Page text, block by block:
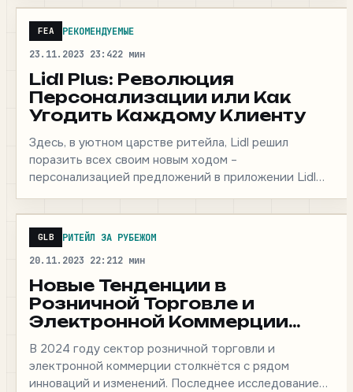
FEA
РЕКОМЕНДУЕМЫЕ
23.11.2023 23:422 мин
Lidl Plus: Революция
Персонализации или Как
Угодить Каждому Клиенту
Здесь, в уютном царстве ритейла, Lidl решил
поразить всех своим новым ходом –
персонализацией предложений в приложении Lidl
Plus. «Кто вы? Вегетарианец…
GLB
РИТЕЙЛ ЗА РУБЕЖОМ
20.11.2023 22:212 мин
Новые Тенденции в
Розничной Торговле и
Электронной Коммерции
2024: Анализ The Drum
В 2024 году сектор розничной торговли и
электронной коммерции столкнётся с рядом
инноваций и изменений. Последнее исследование